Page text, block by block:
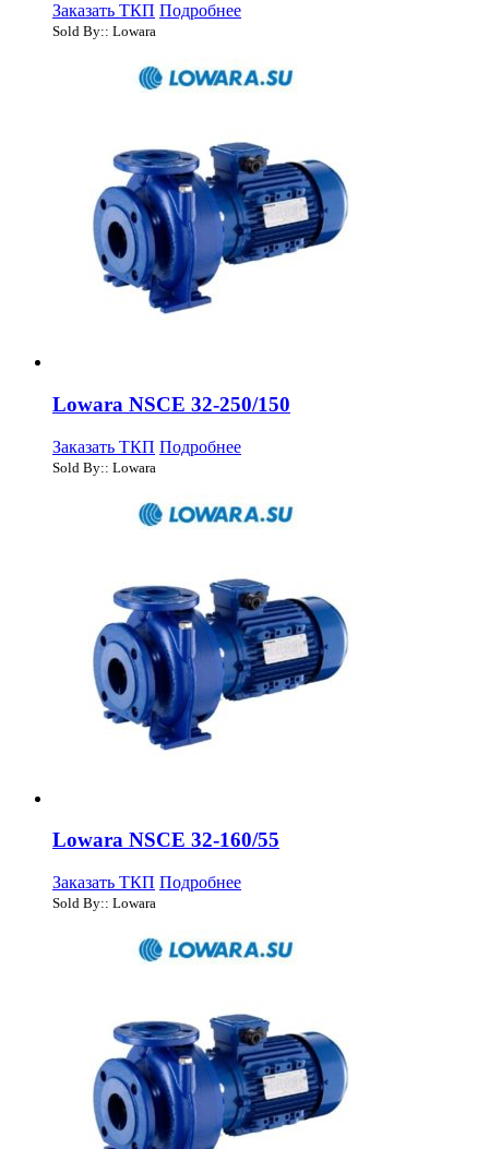
Заказать ТКП Подробнее
Sold By:: Lowara
Lowara NSCE 32-250/150
Заказать ТКП Подробнее
Sold By:: Lowara
Lowara NSCE 32-160/55
Заказать ТКП Подробнее
Sold By:: Lowara